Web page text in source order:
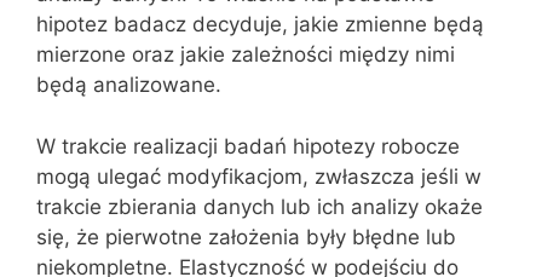
hipotez badacz decyduje, jakie zmienne będą
mierzone oraz jakie zależności między nimi
będą analizowane.
W trakcie realizacji badań hipotezy robocze
mogą ulegać modyfikacjom, zwłaszcza jeśli w
trakcie zbierania danych lub ich analizy okaże
się, że pierwotne założenia były błędne lub
niekompletne. Elastyczność w podejściu do